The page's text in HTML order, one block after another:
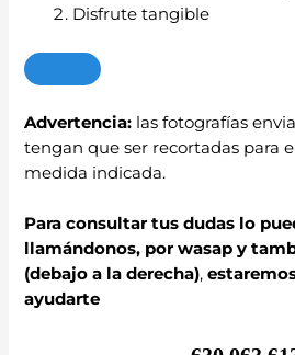
Disfrute tangible
Advertencia: las fotografías
tengan que ser recortadas para
medida indicada.
Para consultar tus dudas lo
llamándonos, por wasap y
(debajo a la derecha),
ayudarte